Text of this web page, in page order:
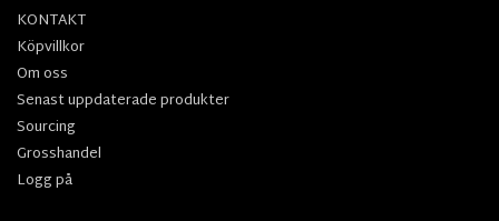
KONTAKT
Köpvillkor
Om oss
Senast uppdaterade produkter
Sourcing
Grosshandel
Logg på